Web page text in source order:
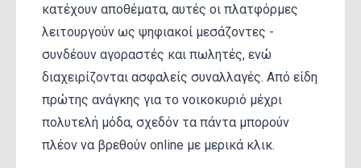
κατέχουν αποθέματα, αυτές οι πλατφόρμες
λειτουργούν ως ψηφιακοί μεσάζοντες -
συνδέουν αγοραστές και πωλητές, ενώ
διαχειρίζονται ασφαλείς συναλλαγές. Από είδη
πρώτης ανάγκης για το νοικοκυριό μέχρι
πολυτελή μόδα, σχεδόν τα πάντα μπορούν
πλέον να βρεθούν online με μερικά κλικ.